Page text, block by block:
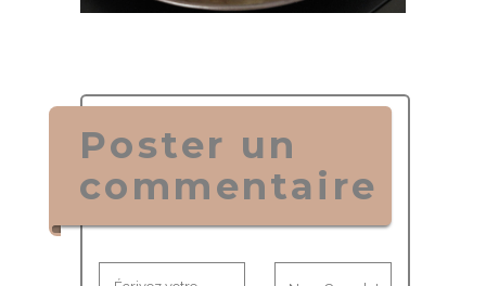
Poster un
commentaire